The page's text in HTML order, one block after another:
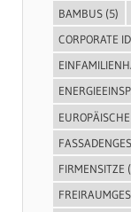
BAMBUS (5)
CORPORATE
FIRMENSITZE